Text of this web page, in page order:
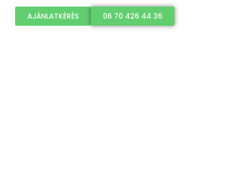
AJÁNLATKÉRÉS 06 70 426 44 36